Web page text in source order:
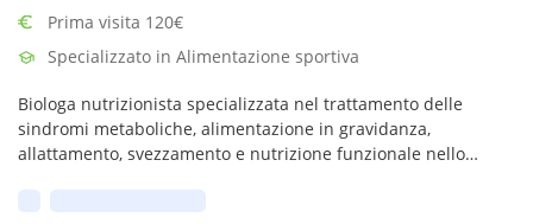
Prima visita 120€
Specializzato in Alimentazione sportiva
Biologa nutrizionista specializzata nel trattamento delle
sindromi metaboliche, alimentazione in gravidanza,
allattamento, svezzamento e nutrizione funzionale nello